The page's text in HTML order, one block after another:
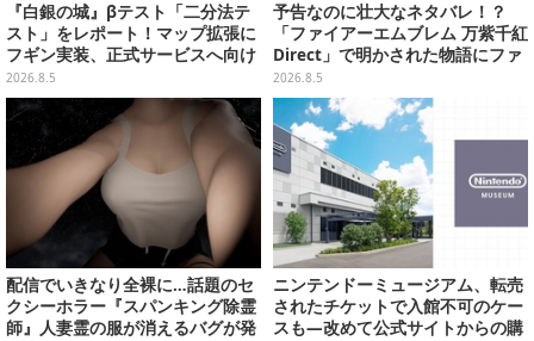
『白銀の城』βテスト「二分法テ
スト」をレポート！マップ拡張に
フギン実装、正式サービスへ向け
た進化を要チェック
2026.8.5
予告なのに壮大なネタバレ！？
「ファイアーエムブレム 万紫千紅
Direct」で明かされた物語にファ
ンも震え上がる
2026.8.5
配信でいきなり全裸に…話題のセ
クシーホラー『スパンキング除霊
師』人妻霊の服が消えるバグが発
ニンテンドーミュージアム、転売
されたチケットで入館不可のケー
スも―改めて公式サイトからの購